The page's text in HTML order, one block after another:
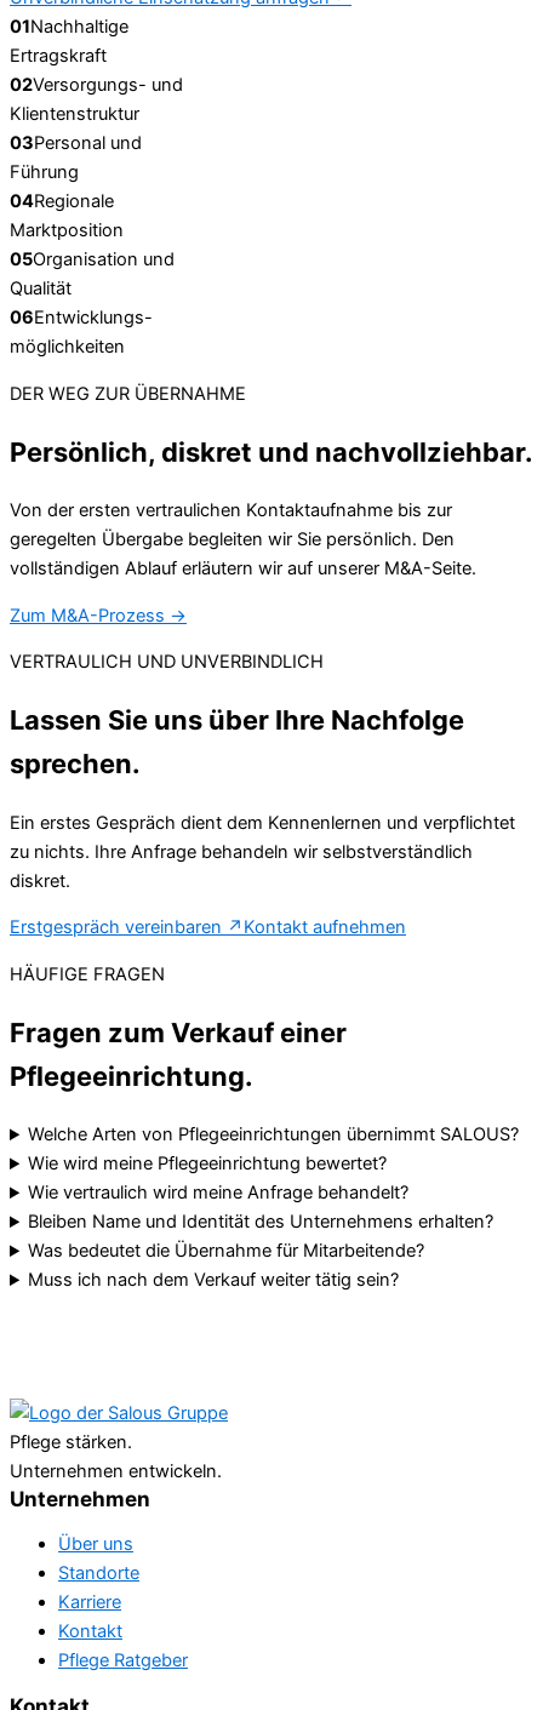
01Nachhaltige
Ertragskraft
02Versorgungs- und
Klientenstruktur
03Personal und
Führung
04Regionale
Marktposition
05Organisation und
Qualität
06Entwicklungs-
möglichkeiten
DER WEG ZUR ÜBERNAHME
Persönlich, diskret und nachvollziehbar.
Von der ersten vertraulichen Kontaktaufnahme bis zur
geregelten Übergabe begleiten wir Sie persönlich. Den
vollständigen Ablauf erläutern wir auf unserer M&A-Seite.
Zum M&A-Prozess →
VERTRAULICH UND UNVERBINDLICH
Lassen Sie uns über Ihre Nachfolge
sprechen.
Ein erstes Gespräch dient dem Kennenlernen und verpflichtet
zu nichts. Ihre Anfrage behandeln wir selbstverständlich
diskret.
Erstgespräch vereinbaren ↗ Kontakt aufnehmen
HÄUFIGE FRAGEN
Fragen zum Verkauf einer
Pflegeeinrichtung.
Welche Arten von Pflegeeinrichtungen übernimmt SALOUS?
Wie wird meine Pflegeeinrichtung bewertet?
Wie vertraulich wird meine Anfrage behandelt?
Bleiben Name und Identität des Unternehmens erhalten?
Was bedeutet die Übernahme für Mitarbeitende?
Muss ich nach dem Verkauf weiter tätig sein?
Pflege stärken.
Unternehmen entwickeln.
Unternehmen
Über uns
Standorte
Karriere
Kontakt
Pflege Ratgeber